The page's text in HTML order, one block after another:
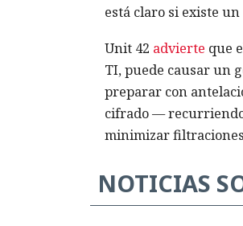
está claro si existe
Unit 42 advierte que
TI, puede causar un
preparar con
cifrado — recurriendo
minimizar
NOTICIAS